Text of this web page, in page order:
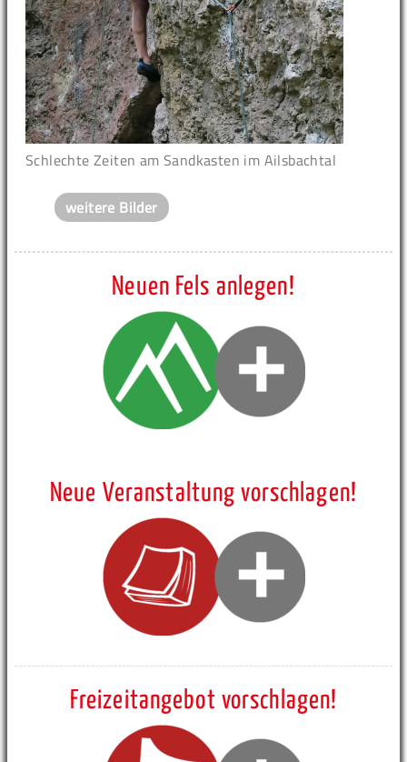
Schlechte Zeiten am Sandkasten im Ailsbachtal
weitere Bilder
Neuen Fels anlegen!
Neue Veranstaltung vorschlagen!
Freizeitangebot vorschlagen!